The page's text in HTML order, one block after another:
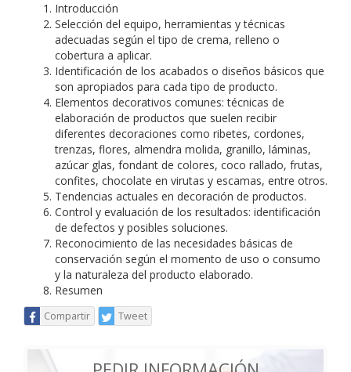
Introducción
Selección del equipo, herramientas y técnicas
adecuadas según el tipo de crema, relleno o
cobertura a aplicar.
Identificación de los acabados o diseños básicos que
son apropiados para cada tipo de producto.
Elementos decorativos comunes: técnicas de
elaboración de productos que suelen recibir
diferentes decoraciones como ribetes, cordones,
trenzas, flores, almendra molida, granillo, láminas,
azúcar glas, fondant de colores, coco rallado, frutas,
confites, chocolate en virutas y escamas, entre otros.
Tendencias actuales en decoración de productos.
Control y evaluación de los resultados: identificación
de defectos y posibles soluciones.
Reconocimiento de las necesidades básicas de
conservación según el momento de uso o consumo
y la naturaleza del producto elaborado.
Resumen
Compartir Tweet